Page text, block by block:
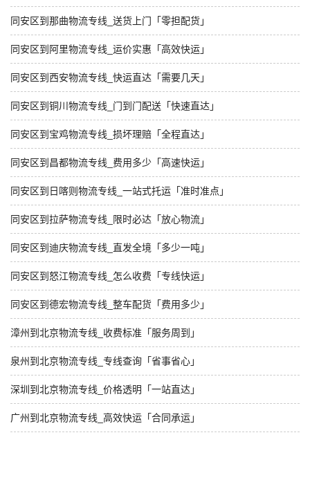
同安区到那曲物流专线_送货上门「零担配货」
同安区到阿里物流专线_运价实惠「高效快运」
同安区到西安物流专线_快运直达「需要几天」
同安区到铜川物流专线_门到门配送「快速直达」
同安区到宝鸡物流专线_损坏理赔「全程直达」
同安区到昌都物流专线_费用多少「高速快运」
同安区到日喀则物流专线_一站式托运「准时准点」
同安区到拉萨物流专线_限时必达「放心物流」
同安区到迪庆物流专线_直发全境「多少一吨」
同安区到怒江物流专线_怎么收费「专线快运」
同安区到德宏物流专线_整车配货「费用多少」
漳州到北京物流专线_收费标准「服务周到」
泉州到北京物流专线_专线查询「省事省心」
深圳到北京物流专线_价格透明「一站直达」
广州到北京物流专线_高效快运「合同承运」